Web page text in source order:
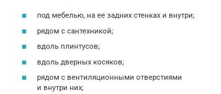
под мебелью, на ее задних стенках и внутри;
рядом с сантехникой;
вдоль плинтусов;
вдоль дверных косяков;
рядом с вентиляционными отверстиями
и внутри них;